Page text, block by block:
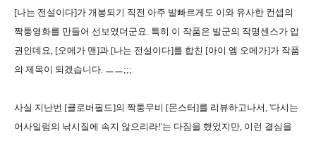
[나는 전설이다]가 개봉되기 직전 아주 발빠르게도 이와 유사한 컨셉의
짝퉁영화를 만들어 선보였더군요. 특히 이 작품은 발군의 작명센스가 압
권인데요, [오메가 맨]과 [나는 전설이다]를 합친 [아이 엠 오메가]가 작품
의 제목이 되겠습니다. ㅡㅡ;;;
사실 지난번 [클로버필드]의 짝퉁무비 [몬스터]를 리뷰하고나서, '다시는
어사일럼의 낚시질에 속지 않으리라!'는 다짐을 했었지만, 이런 결심을